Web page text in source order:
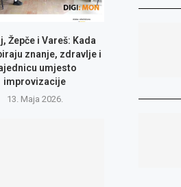
Žepče i Vareš: Kada
znanje, zdravlje i
umjesto
improvizacije
13. Maja 2026.